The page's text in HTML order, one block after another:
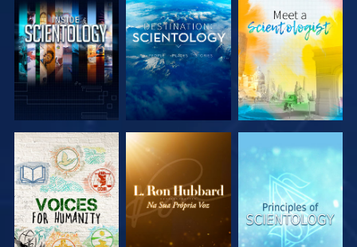
EXPLORAR A
SÉRIE
EXPLORAR A
SÉRIE
EXPLORAR A
SÉRIE